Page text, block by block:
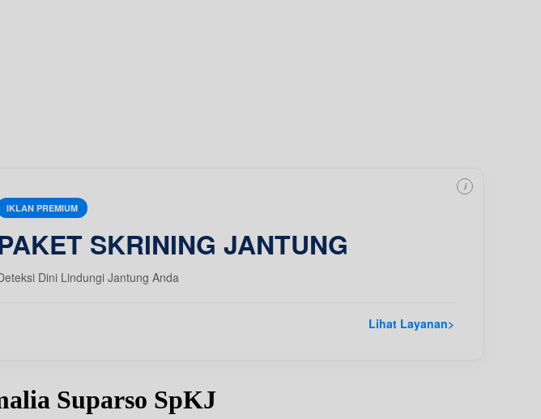
IKLAN PREMIUM
SKRINING JANTUNG
Dini Lindungi Jantung Anda
Lihat Layanan>
i
Suparso SpKJ